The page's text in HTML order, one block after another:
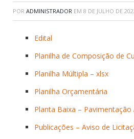
POR ADMINISTRADOR EM 8 DE JULHO DE
Edital
Planilha de Composição de
Planilha Múltipla – xlsx
Planilha Orçamentária
Planta Baixa – Pavimentação
Publicações – Aviso de